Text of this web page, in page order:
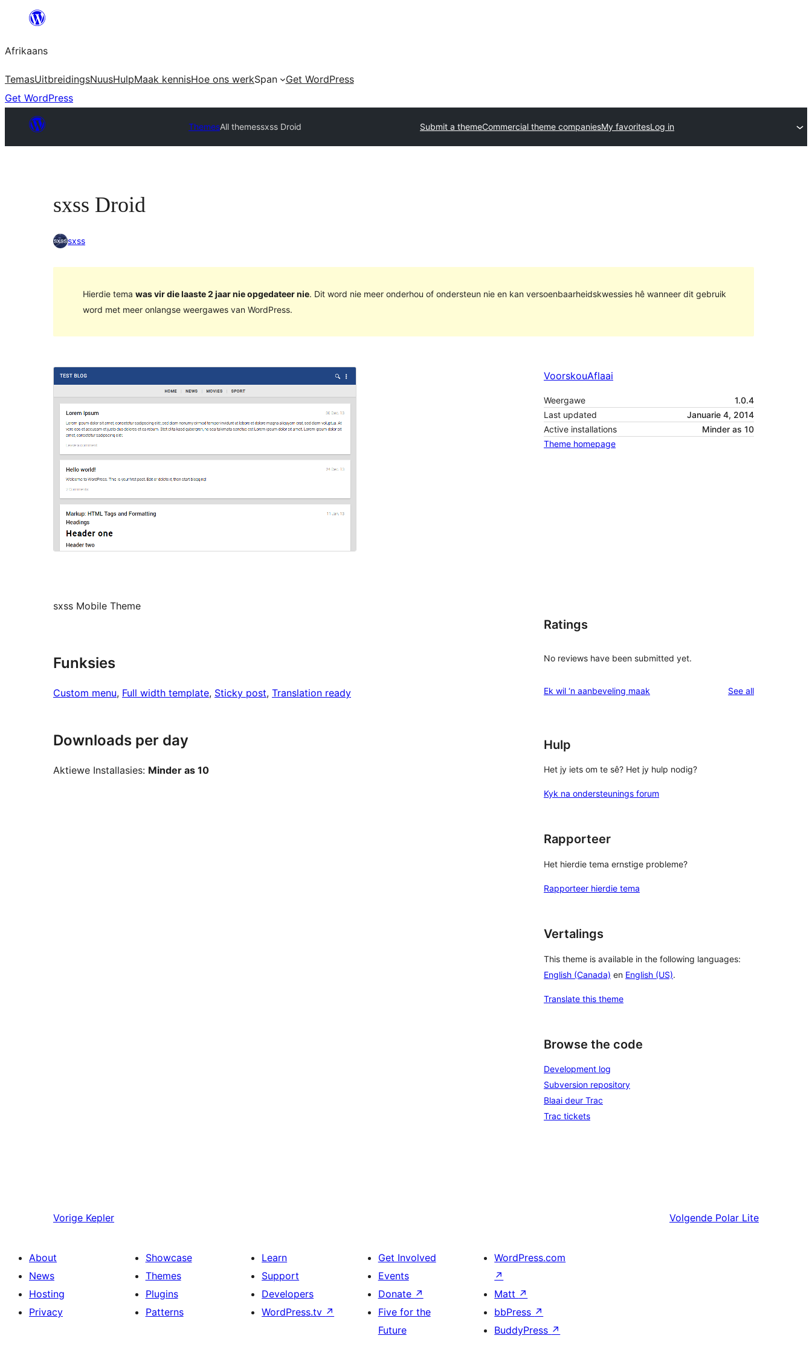
content
Afrikaans
TemasUitbreidingsNuusHulpMaak kennisHoe ons werkSpan
Get WordPress
Get WordPress
ThemesAll themessxss Droid Submit a themeCommercial theme companiesMy favoritesLog in
sxss Droid
sxss
Hierdie tema was vir die laaste 2 jaar nie opgedateer nie. Dit word nie meer onderhou of ondersteun nie en kan versoenbaarheidskwessies hê wanneer dit gebruik
word met meer onlangse weergawes van WordPress.
VoorskouAflaai
Weergawe
1.0.4
Last updated
Januarie 4, 2014
Active installations
Minder as 10
Theme homepage
sxss Mobile Theme
Funksies
Custom menu, Full width template, Sticky post, Translation ready
Downloads per day
Aktiewe Installasies: Minder as 10
Ratings
No reviews have been submitted yet.
Ek wil ‘n aanbeveling maak See allreviews
Hulp
Het jy iets om te sê? Het jy hulp nodig?
Kyk na ondersteunings forum
Rapporteer
Het hierdie tema ernstige probleme?
Rapporteer hierdie tema
Vertalings
This theme is available in the following languages:
English (Canada) en English (US).
Translate this theme
Browse the code
Development log
Subversion repository
Blaai deur Trac
Trac tickets
Vorige Kepler Volgende Polar Lite
About
News
Hosting
Privacy
Showcase
Themes
Plugins
Patterns
Learn
Support
Developers
WordPress.tv ↗
Get Involved
Events
Donate ↗
Five for the
Future
WordPress.com
↗
Matt ↗
bbPress ↗
BuddyPress ↗